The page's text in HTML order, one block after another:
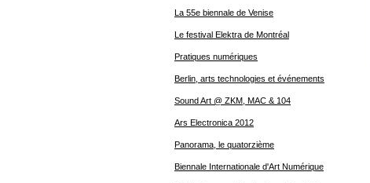
La 55e biennale de Venise
Le festival Elektra de Montréal
Pratiques numériques
Berlin, arts technologies et événements
Sound Art @ ZKM, MAC & 104
Ars Electronica 2012
Panorama, le quatorzième
Biennale Internationale d'Art Numérique